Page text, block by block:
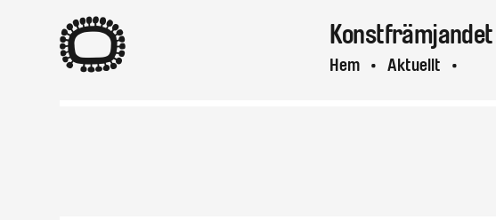
A Konstfrämjandet
Hem Aktuellt